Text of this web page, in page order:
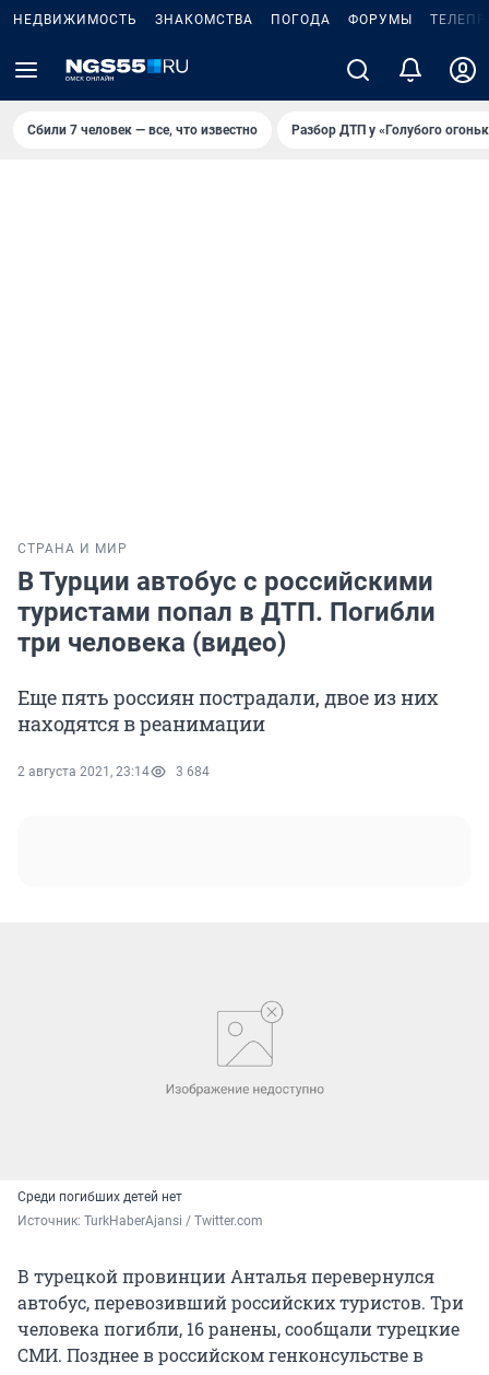
НЕДВИЖИМОСТЬ ЗНАКОМСТВА ПОГОДА ФОРУМЫ
Сбили 7 человек — все, что известно Разбор ДТП у «Голубого
СТРАНА И МИР
В Турции автобус с российскими
туристами попал в ДТП. Погибли
три человека (видео)
Еще пять россиян пострадали, двое из них
находятся в реанимации
2 августа 2021, 23:14 3 684
Среди погибших детей нет
Источник: TurkHaberAjansi / Twitter.com
В турецкой провинции Анталья перевернулся
автобус, перевозивший российских туристов. Три
человека погибли, 16 ранены, сообщали турецкие
СМИ. Позднее в российском генконсульстве в